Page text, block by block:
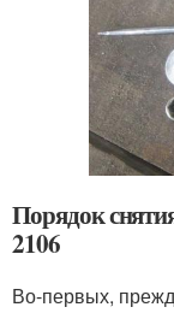
Порядок
2106
Во-первых,